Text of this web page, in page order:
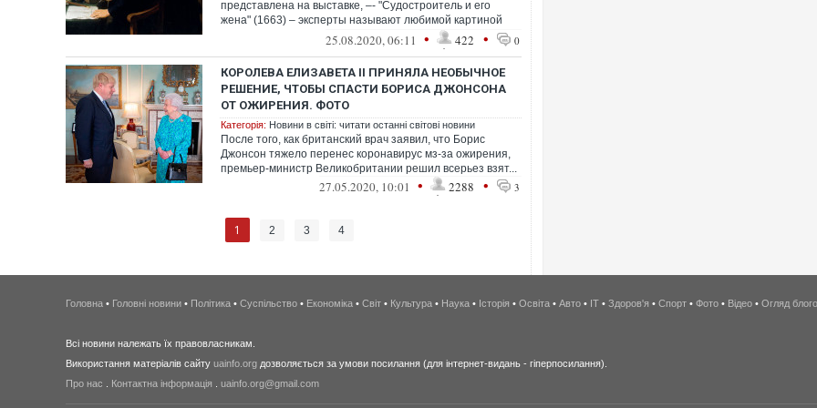
представлена на выставке, –- "Судостроитель и его
жена" (1663) – эксперты называют любимой картиной
25.08.2020, 06:11 • 422 • 0
КОРОЛЕВА ЕЛИЗАВЕТА II ПРИНЯЛА НЕОБЫЧНОЕ
РЕШЕНИЕ, ЧТОБЫ СПАСТИ БОРИСА ДЖОНСОНА
ОТ ОЖИРЕНИЯ. ФОТО
Категорія: Новини в світі: читати останні світові новини
После того, как британский врач заявил, что Борис
Джонсон тяжело перенес коронавирус мз-за ожирения,
премьер-министр Великобритании решил всерьез взят...
27.05.2020, 10:01 • 2288 • 3
1 2 3 4
Головна • Головні новини • Політика • Суспільство • Економіка • Світ • Культура • Наука • Історія • Освіта • Авто • IT • Здоров'я • Спорт • Фото • Відео • Огляд
Всі новини належать їх правовласникам.
Використання матеріалів сайту uainfo.org дозволяється за умови посилання (для інтернет-видань - гіперпосилання).
Про нас
Контактна інформація uainfo.org@gmail.com